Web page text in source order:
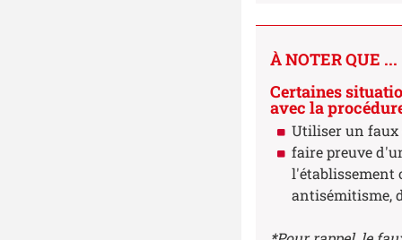
À NOTER QUE ...
Certaines
avec la
Utiliser un faux
faire preuve
l'établissement
antisémitisme,